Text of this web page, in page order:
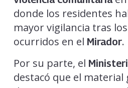
donde los residentes
mayor vigilancia tras
ocurridos en el Mirador.
Por su parte, el
destacó que el material